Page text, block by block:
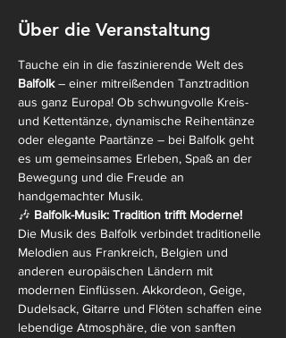
Über die Veranstaltung
Tauche ein in die faszinierende Welt des
Balfolk – einer mitreißenden Tanztradition
aus ganz Europa! Ob schwungvolle Kreis-
und Kettentänze, dynamische Reihentänze
oder elegante Paartänze – bei Balfolk geht
es um gemeinsames Erleben, Spaß an der
Bewegung und die Freude an
handgemachter Musik.
🎶 Balfolk-Musik: Tradition trifft Moderne!
Die Musik des Balfolk verbindet traditionelle
Melodien aus Frankreich, Belgien und
anderen europäischen Ländern mit
modernen Einflüssen. Akkordeon, Geige,
Dudelsack, Gitarre und Flöten schaffen eine
lebendige Atmosphäre, die von sanften